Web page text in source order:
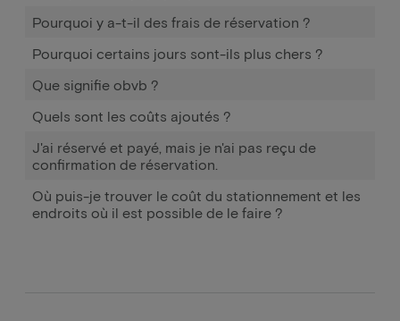
Pourquoi y a-t-il des frais de réservation ?
Pourquoi certains jours sont-ils plus chers ?
Que signifie obvb ?
Quels sont les coûts ajoutés ?
J'ai réservé et payé, mais je n'ai pas reçu de
confirmation de réservation.
Où puis-je trouver le coût du stationnement et les
endroits où il est possible de le faire ?